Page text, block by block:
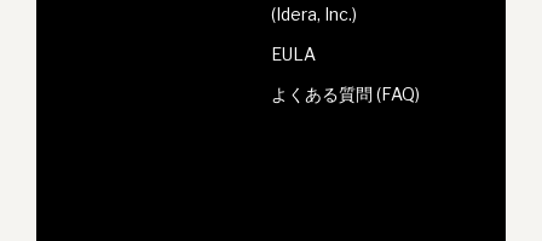
(Idera, Inc.)
EULA
よくある質問 (FAQ)